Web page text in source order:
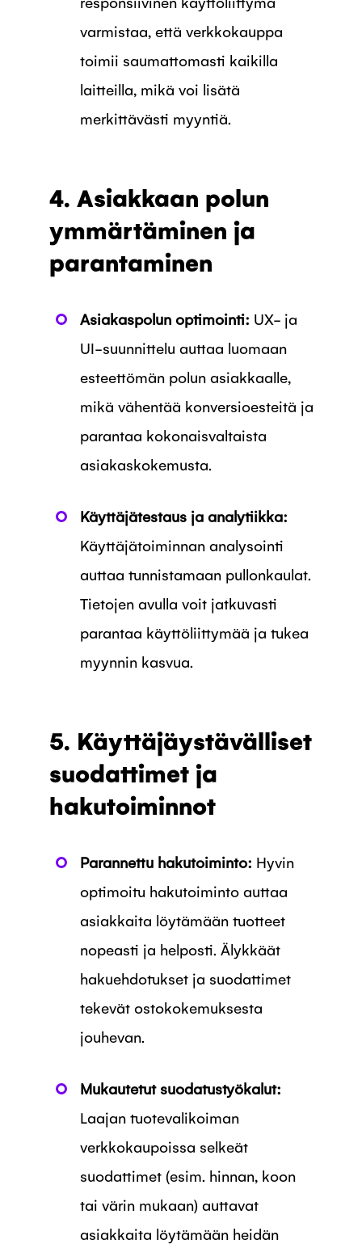
varmistaa, että verkkokauppa
toimii saumattomasti kaikilla
laitteilla, mikä voi lisätä
merkittävästi myyntiä.
4. Asiakkaan polun
ymmärtäminen ja
parantaminen
Asiakaspolun optimointi: UX- ja
UI-suunnittelu auttaa luomaan
esteettömän polun asiakkaalle,
mikä vähentää konversioesteitä ja
parantaa kokonaisvaltaista
asiakaskokemusta.
Käyttäjätestaus ja analytiikka:
Käyttäjätoiminnan analysointi
auttaa tunnistamaan pullonkaulat.
Tietojen avulla voit jatkuvasti
parantaa käyttöliittymää ja tukea
myynnin kasvua.
5. Käyttäjäystävälliset
suodattimet ja
hakutoiminnot
Parannettu hakutoiminto: Hyvin
optimoitu hakutoiminto auttaa
asiakkaita löytämään tuotteet
nopeasti ja helposti. Älykkäät
hakuehdotukset ja suodattimet
tekevät ostokokemuksesta
jouhevan.
Mukautetut suodatustyökalut:
Laajan tuotevalikoiman
verkkokaupoissa selkeät
suodattimet (esim. hinnan, koon
tai värin mukaan) auttavat
asiakkaita löytämään heidän